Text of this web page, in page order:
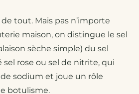
de tout. Mais pas n’importe
maison, on distingue le sel
sèche simple) du sel
sel rose ou sel de nitrite, qui
sodium et joue un rôle
botulisme.